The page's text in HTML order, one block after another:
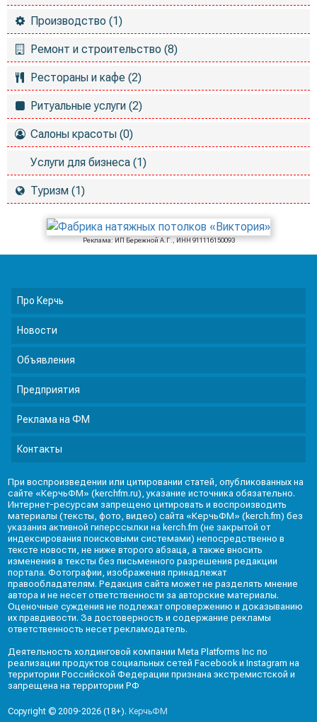
Производство (1)
Ремонт и строительство (8)
Рестораны и кафе (2)
Ритуальные услуги (2)
Салоны красоты (0)
Услуги для бизнеса (1)
Туризм (1)
Реклама: ИП Бережной А.Г., ИНН 911116150093
Про Керчь
Новости
Объявления
Предприятия
Реклама на ФМ
Контакты
При воспроизведении или цитировании статей, опубликованных на
сайте «КерчьФМ» (kerchfm.ru), указание источника обязательно.
Интернет-ресурсам запрещено цитировать и воспроизводить
материалы (тексты, фото, видео) сайта «КерчьФМ» (kerch.fm) без
указания активной гиперссылки на kerch.fm (не закрытой от
индексирования поисковыми системами) непосредственно в
тексте новости, не ниже второго абзаца, а также вносить
изменения в тексты без письменного разрешения редакции
портала. Фотографии, изображения принадлежат
правообладателям. Редакция сайта может не разделять мнение
автора и не несет ответственности за авторские материалы.
Оценочные суждения не подлежат опровержению и доказыванию
их правдивости. За достоверность и содержание рекламы
ответственность несет рекламодатель.
Деятельность холдинговой компании Meta Platforms Inc по
реализации продуктов социальных сетей Facebook и Instagram на
территории Российской Федерации признана экстремистской и
запрещена на территории РФ
Copyright © 2009-2026 (18+).КерчьФМ